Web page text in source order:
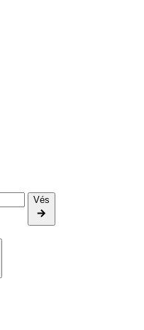
Vés